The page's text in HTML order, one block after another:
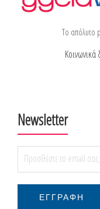
Το απόλυτο
Κοινωνικά
Newsletter